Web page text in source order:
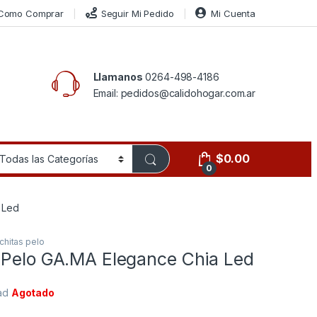
Comprar Seguir Mi Pedido Mi Cuenta
Llamanos 0264-498-4186
Email: pedidos@calidohogar.com.ar
0
$0.00
pelo
GA.MA Elegance Chia Led
Agotado